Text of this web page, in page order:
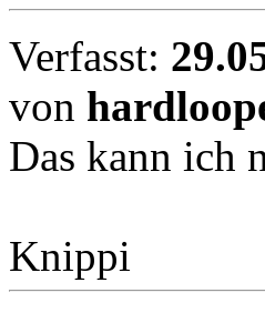
Verfasst:
von
Das kann ich
Knippi